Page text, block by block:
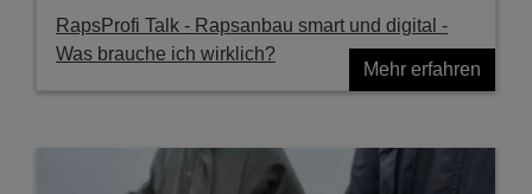
RapsProfi Talk - Rapsanbau smart und digital -
Was brauche ich wirklich?
Mehr erfahren